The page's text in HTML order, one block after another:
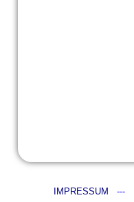
IMPRESSUM ---